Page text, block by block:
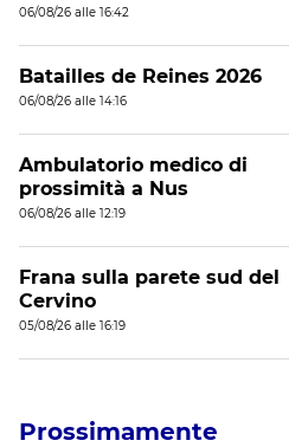
06/08/26 alle 16:42
Batailles de Reines 2026
06/08/26 alle 14:16
Ambulatorio medico di
prossimità a Nus
06/08/26 alle 12:19
Frana sulla parete sud del
Cervino
05/08/26 alle 16:19
Prossimamente